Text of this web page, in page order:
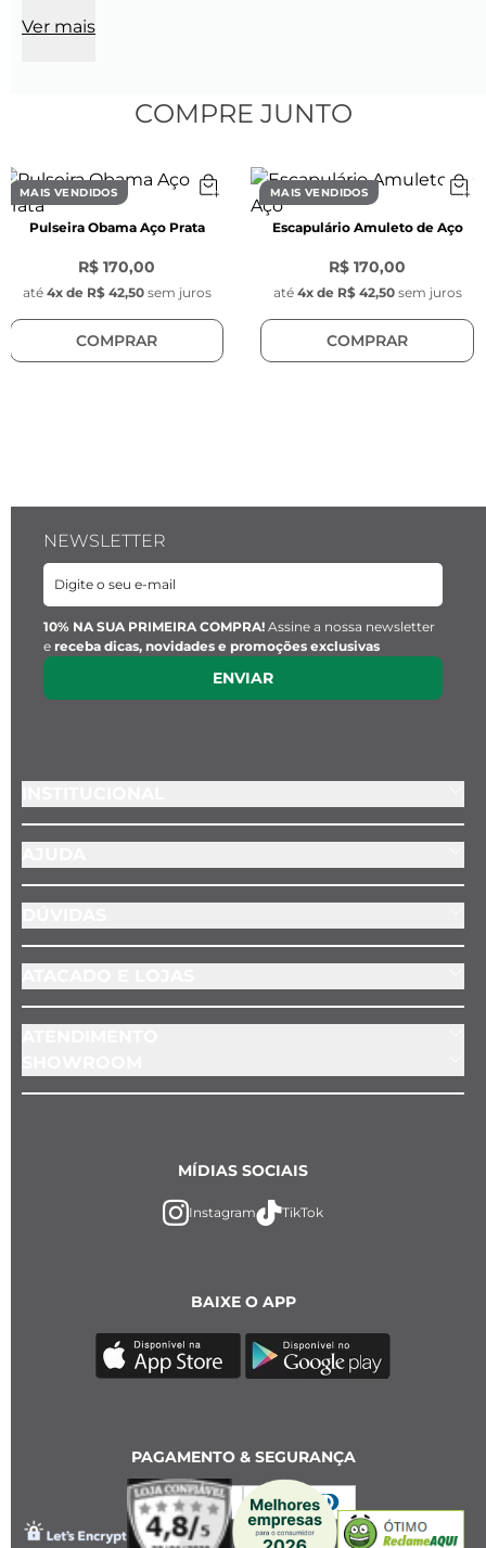
Tamanho:
4 mm x 3 mm x 0,8 mm
Diâmetro: 1 cm
Espessura:
Fecho: Magnético
Material: Aço inoxidável
Detalhes: Contém miçanças na cor verde,
branca e amarelho e cabo de aço amarelo.
Material: Fio em cetim com detalhes em aço
inoxidável Dourado.
Pingentes:
Hexagonal: 1 cm
Pedra Retangular Azul: 9,5 mm x 3 mm
Espessura: 1 mm
Ver mais
COMPRE JUNTO
MAIS VENDIDOS
Pulseira Obama Aço Prata
R$ 170,00
até 4x de R$ 42,50 sem juros
COMPRAR
MAIS VENDIDOS
Escapulário Amuleto de Aço
R$ 170,00
até 4x de R$ 42,50 sem juros
COMPRAR
NEWSLETTER
10% NA SUA PRIMEIRA COMPRA! Assine a nossa newsletter
e receba dicas, novidades e promoções exclusivas
ENVIAR
BAIXE O APP
MÍDIAS SOCIAIS
Instagram TikTok
PAGAMENTO & SEGURANÇA